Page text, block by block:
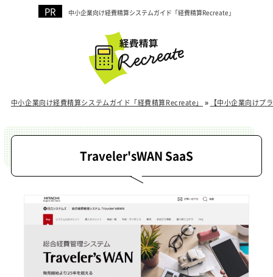
中小企業向け経費精算システムガイド「経費精算Recreate」
中小企業向け経費精算システムガイド「経費精算Recreate」 » 【中小企業向けプ
Traveler'sWAN SaaS